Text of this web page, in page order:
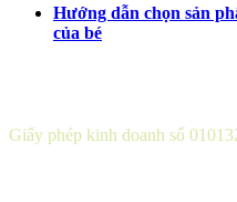
Hướng dẫn chọn sản
của bé
Giấy phép kinh doanh số